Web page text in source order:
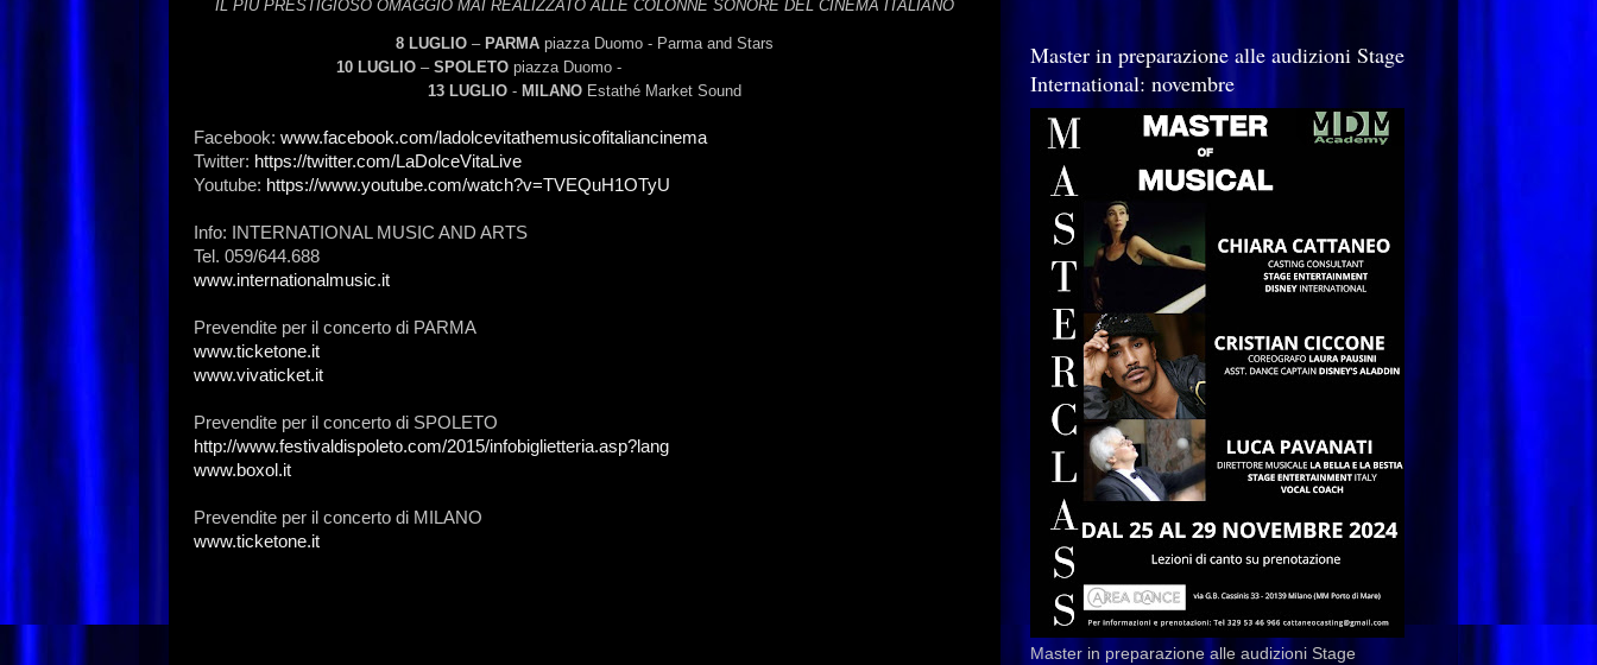
IL PIÙ PRESTIGIOSO OMAGGIO MAI REALIZZATO ALLE COLONNE SONORE DEL CINEMA ITALIANO
8 LUGLIO – PARMA piazza Duomo - Parma and Stars
10 LUGLIO– SPOLETO piazza Duomo -
13 LUGLIO - MILANO Estathé Market Sound
Facebook: www.facebook.com/ladolcevitathemusicofitaliancinema
Twitter: https://twitter.com/LaDolceVitaLive
Youtube: https://www.youtube.com/watch?v=TVEQuH1OTyU
Info: INTERNATIONAL MUSIC AND ARTS
Tel. 059/644.688
www.internationalmusic.it
Prevendite per il concerto di PARMA
www.ticketone.it
www.vivaticket.it
Prevendite per il concerto di SPOLETO
http://www.festivaldispoleto.com/2015/infobiglietteria.asp?lang
www.boxol.it
Prevendite per il concerto di MILANO
www.ticketone.it
Master in preparazione alle audizioni Stage
International: novembre
Master in preparazione alle audizioni Stage